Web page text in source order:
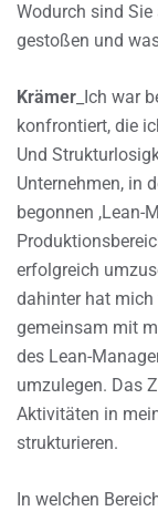
Wodurch sind
gestoßen und
Krämer _Ich war
konfrontiert, die
Und
Unternehmen, in
begonnen ,Lean-
erfolgreich
dahinter hat
gemeinsam mit
des Lean-
umzulegen. Das
Aktivitäten in
strukturieren.
In welchen